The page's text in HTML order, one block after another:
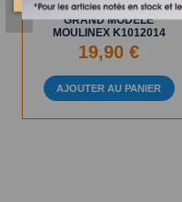
MOULIN A LEGUMES
GRAND MODELE
MOULINEX K1012014
19,90 €
AJOUTER AU PANIER